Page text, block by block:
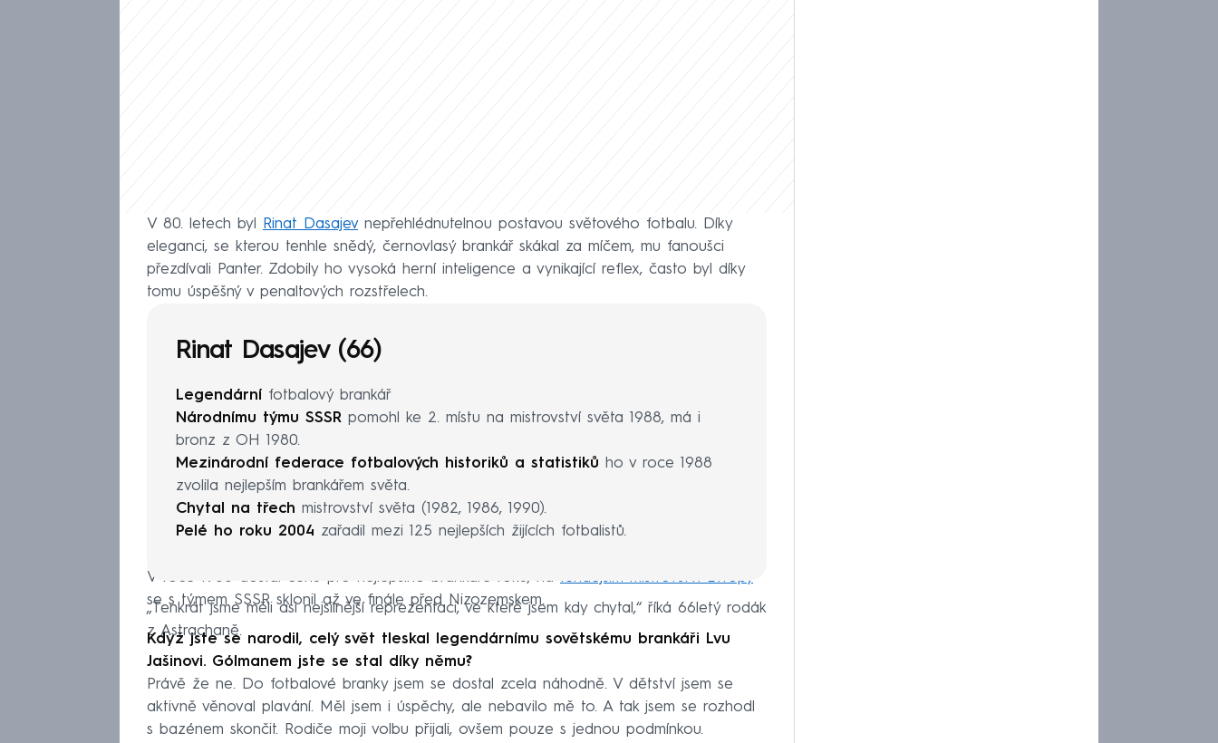
V 80. letech byl Rinat Dasajevnepřehlédnutelnou postavou světového fotbalu. Díky
eleganci, se kterou tenhle snědý, černovlasý brankář skákal za míčem, mu fanoušci
přezdívali Panter. Zdobily ho vysoká herní inteligence a vynikající reflex, často byl díky
tomu úspěšný v penaltových rozstřelech.
Rinat Dasajev (66)
Legendární fotbalový brankář
Národnímu týmu SSSR pomohl ke 2. místu na mistrovství světa 1988, má i
bronz z OH 1980.
Mezinárodní federace fotbalových historiků a statistiků ho v roce 1988
zvolila nejlepším brankářem světa.
Chytal na třech mistrovství světa (1982, 1986, 1990).
Pelé ho roku 2004 zařadil mezi 125 nejlepších žijících fotbalistů.
V roce 1988 dostal cenu pro nejlepšího brankáře roku, na tehdejším mistrovství Evropy
se s týmem SSSR sklonil až ve finále před Nizozemskem.
„Tenkrát jsme měli asi nejsilnější reprezentaci, ve které jsem kdy chytal,“ říká 66letý rodák
z Astrachaně.
Když jste se narodil, celý svět tleskal legendárnímu sovětskému brankáři Lvu
Jašinovi. Gólmanem jste se stal díky němu?
Právě že ne. Do fotbalové branky jsem se dostal zcela náhodně. V dětství jsem se
aktivně věnoval plavání. Měl jsem i úspěchy, ale nebavilo mě to. A tak jsem se rozhodl
s bazénem skončit. Rodiče moji volbu přijali, ovšem pouze s jednou podmínkou.